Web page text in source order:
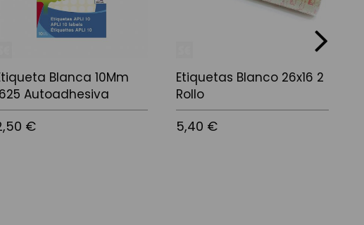
Blanca 10Mm
Autoadhesiva
€
Etiquetas Blanco 26x16 2
Rollo
5,40 €